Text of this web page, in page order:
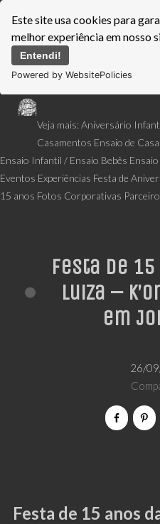
Este site usa cookies para
melhor experiência em nosso
Entendi!
Powered by WebsitePolicies
Veja mais:Aniversário
Casamentos Ensaio de Casal
Ensaio Infantil / Ensaio Bebês
Eventos Experiências Festa de
15 anos Fotos Corporativas
Festa de
Luiza –
em
26/
Festa de 15 anos